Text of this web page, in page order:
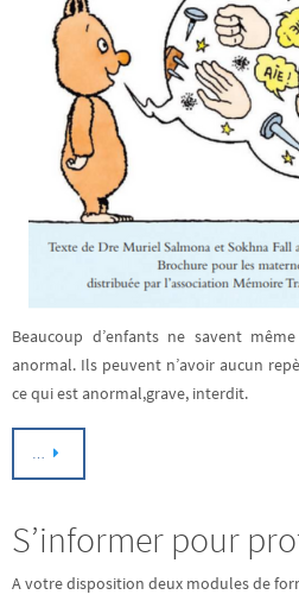
Beaucoup d’enfants ne savent
anormal. Ils peuvent n’avoir aucun
ce qui est anormal,grave, interdit.
…
S’informer pour
A votre disposition deux modules de